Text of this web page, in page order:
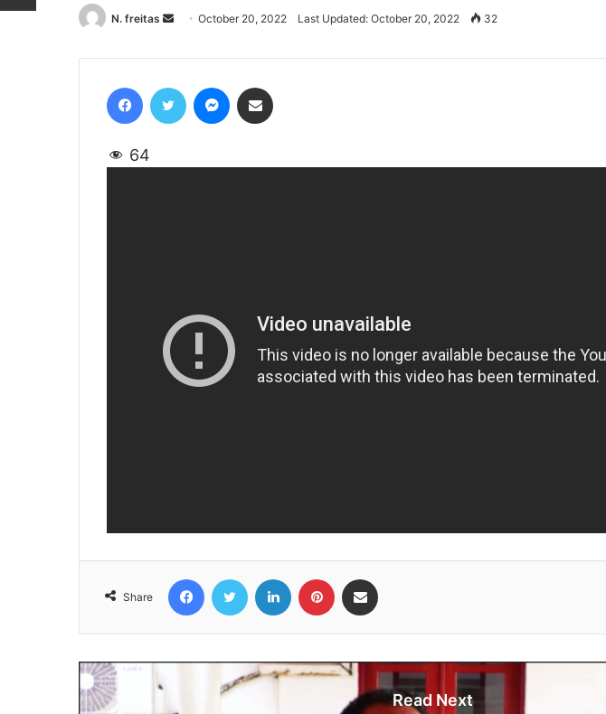
N. freitas
Send
email
October 20, 2022 Last Updated: October 20, 2022 32
64
Share
Read Next